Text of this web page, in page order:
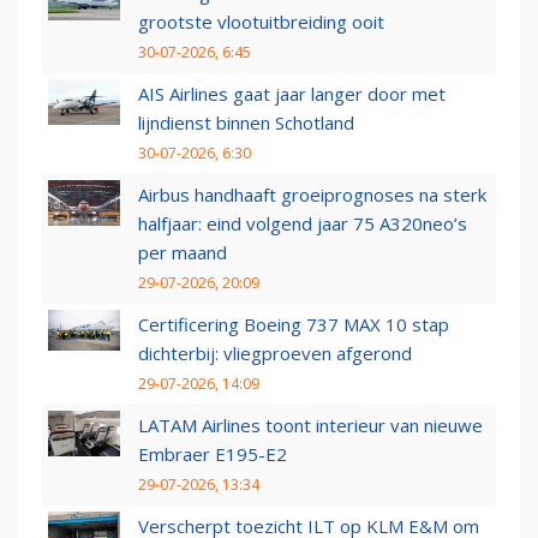
grootste vlootuitbreiding ooit
30-07-2026, 6:45
AIS Airlines gaat jaar langer door met
lijndienst binnen Schotland
30-07-2026, 6:30
Airbus handhaaft groeiprognoses na sterk
halfjaar: eind volgend jaar 75 A320neo’s
per maand
29-07-2026, 20:09
Certificering Boeing 737 MAX 10 stap
dichterbij: vliegproeven afgerond
29-07-2026, 14:09
LATAM Airlines toont interieur van nieuwe
Embraer E195-E2
29-07-2026, 13:34
Verscherpt toezicht ILT op KLM E&M om